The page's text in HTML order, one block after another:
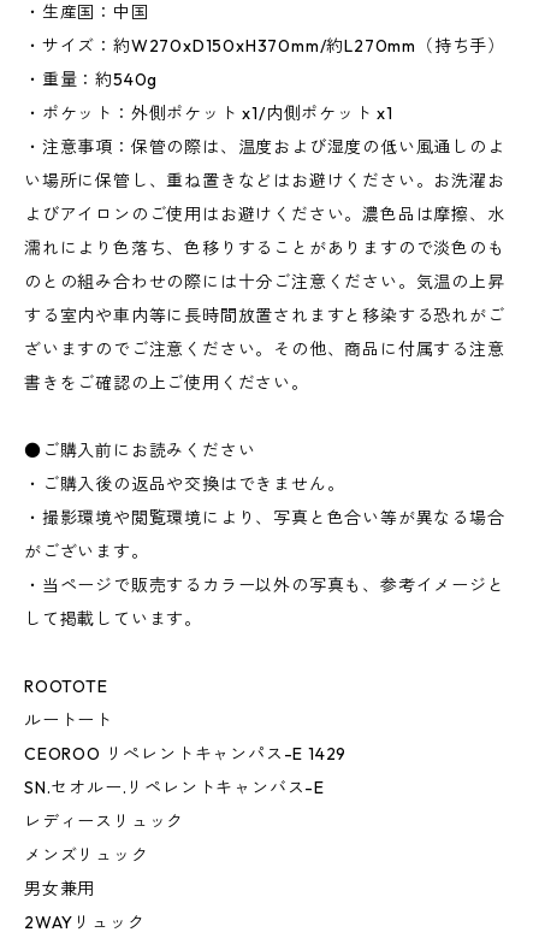
・生産国：中国
・サイズ：約W270xD150xH370mm/約L270mm（持ち手）
・重量：約540g
・ポケット：外側ポケット x1/内側ポケット x1
・注意事項：保管の際は、温度および湿度の低い風通しのよ
い場所に保管し、重ね置きなどはお避けください。お洗濯お
よびアイロンのご使用はお避けください。濃色品は摩擦、水
濡れにより色落ち、色移りすることがありますので淡色のも
のとの組み合わせの際には十分ご注意ください。気温の上昇
する室内や車内等に長時間放置されますと移染する恐れがご
ざいますのでご注意ください。その他、商品に付属する注意
書きをご確認の上ご使用ください。
●ご購入前にお読みください
・ご購入後の返品や交換はできません。
・撮影環境や閲覧環境により、写真と色合い等が異なる場合
がございます。
・当ページで販売するカラー以外の写真も、参考イメージと
して掲載しています。
ROOTOTE
ルートート
CEOROO リぺレントキャンパス-E 1429
SN.セオルー.リペレントキャンバス-E
レディースリュック
メンズリュック
男女兼用
2WAYリュック